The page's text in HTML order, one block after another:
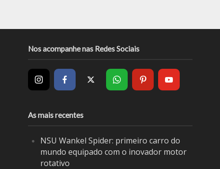
Nos acompanhe nas Redes Sociais
As mais recentes
NSU Wankel Spider: primeiro carro do
mundo equipado com o inovador motor
rotativo